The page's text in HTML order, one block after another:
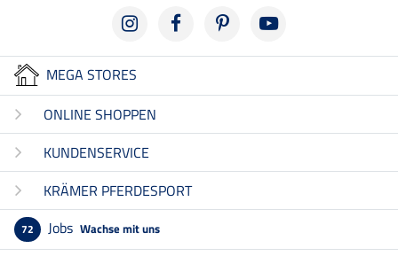
MEGA STORES
ONLINE SHOPPEN
KUNDENSERVICE
KRÄMER PFERDESPORT
72 Jobs Wachse mit uns